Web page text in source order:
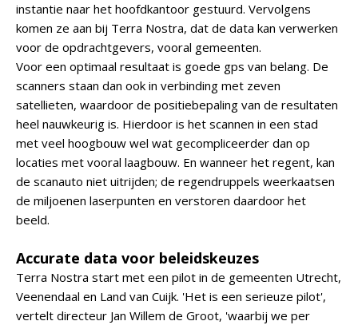
instantie naar het hoofdkantoor gestuurd. Vervolgens
komen ze aan bij Terra Nostra, dat de data kan verwerken
voor de opdrachtgevers, vooral gemeenten.
Voor een optimaal resultaat is goede gps van belang. De
scanners staan dan ook in verbinding met zeven
satellieten, waardoor de positiebepaling van de resultaten
heel nauwkeurig is. Hierdoor is het scannen in een stad
met veel hoogbouw wel wat gecompliceerder dan op
locaties met vooral laagbouw. En wanneer het regent, kan
de scanauto niet uitrijden; de regendruppels weerkaatsen
de miljoenen laserpunten en verstoren daardoor het
beeld.
Accurate data voor beleidskeuzes
Terra Nostra start met een pilot in de gemeenten Utrecht,
Veenendaal en Land van Cuijk. 'Het is een serieuze pilot',
vertelt directeur Jan Willem de Groot, 'waarbij we per